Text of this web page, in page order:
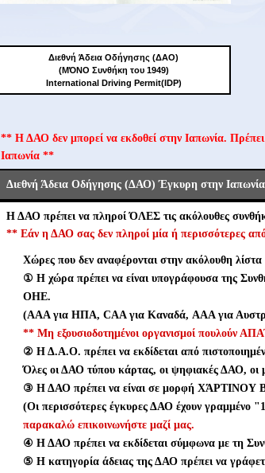
Διεθνή Άδεια Οδήγησης (ΔΑΟ)
(ΜΌΝΟ Συνθήκη του 1949)
International Driving Permit(IDP)
** Η ΔΑΟ δεν μπορεί να εκδοθεί στην Ιαπωνία.
Ιαπωνία **
Διεθνή Άδεια Οδήγησης (ΔΑΟ) Έγκυρη στην Ιαπωνία
Η ΔΑΟ πρέπει να πληροί ΌΛΕΣ τις ακόλουθες
** Εάν η ΔΑΟ σας δεν πληροί μία ή περισσότερες
Χώρες που δεν αναφέρονται στην ακόλουθη
① Η χώρα πρέπει να είναι υπογράφουσα της
ΟΗΕ.
(AAA για ΗΠΑ, CAA για Καναδά, AAA για
** Μη εξουσιοδοτημένοι οργανισμοί πουλούν
② Η Δ.Α.Ο. πρέπει να εκδίδεται από
Όλες οι ΔΑΟ τύπου κάρτας, οι ψηφιακές ΔΑΟ, οι
③ Η ΔΑΟ πρέπει να είναι σε μορφή ΧΆΡΤΙΝΟΥ
(Οι περισσότερες έγκυρες ΔΑΟ έχουν γραμμένο
παρακαλώ επικοινωνήστε μαζί μας.
④ Η ΔΑΟ πρέπει να εκδίδεται σύμφωνα με τη
⑤ Η κατηγορία άδειας της ΔΑΟ πρέπει να